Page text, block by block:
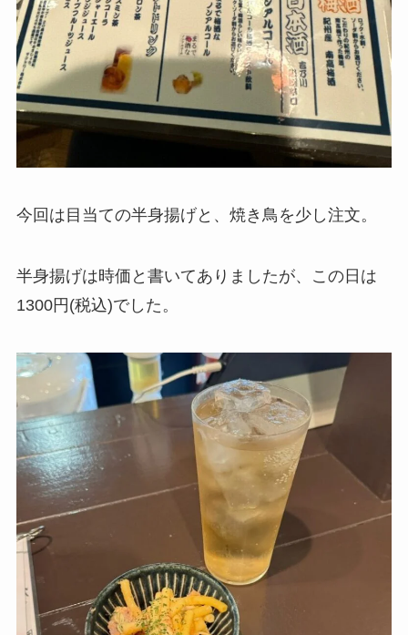
今回は目当ての半身揚げと、焼き鳥を少し注文。
半身揚げは時価と書いてありましたが、この日は
1300円(税込)でした。